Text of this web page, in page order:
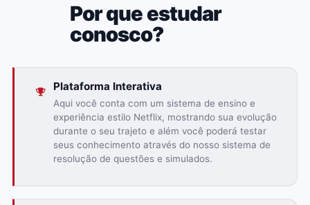
Por que estudar
conosco?
Plataforma Interativa
Aqui você conta com um sistema de ensino e
experiência estilo Netflix, mostrando sua evolução
durante o seu trajeto e além você poderá testar
seus conhecimento através do nosso sistema de
resolução de questões e simulados.